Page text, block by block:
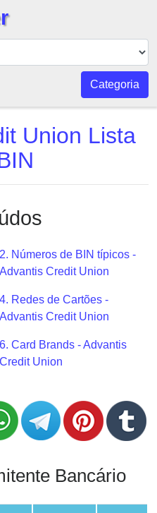
Categoria
Union Lista
2. Números de BIN típicos -
Advantis Credit Union
4. Redes de Cartões -
Advantis Credit Union
6. Card Brands - Advantis
Credit Union
Bancário